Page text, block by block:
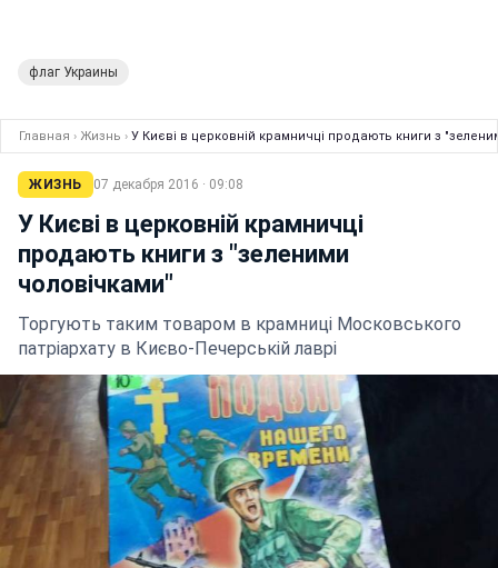
флаг Украины
Главная › Жизнь › У Києві в церковній крамничці продають книги з
ЖИЗНЬ 07 декабря 2016 · 09:08
У Києві в церковній крамничці
продають книги з "зеленими
чоловічками"
Торгують таким товаром в крамниці Московського
патріархату в Києво-Печерській лаврі